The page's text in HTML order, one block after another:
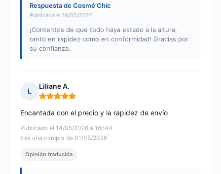
Respuesta de Cosmé’Chic
Publicada el 18/05/2026
¡Contentos de que todo haya estado a la altura,
tanto en rapidez como en conformidad! Gracias por
su confianza.
L
Liliane A.
Nota: 5 de 5
Publicado el 14/05/2026 à 16h44
tras una compra de 01/05/2026
Encantada con el precio y la rapidez de envío
Opinión traducida